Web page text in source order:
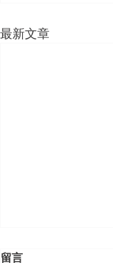
最新文章
留言